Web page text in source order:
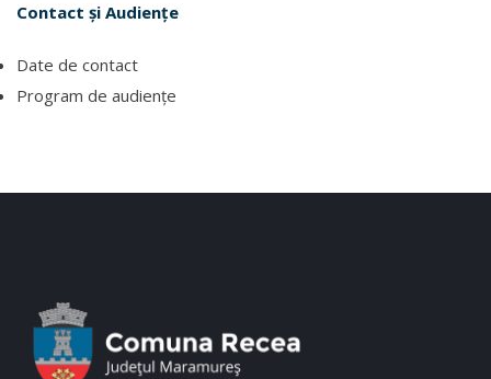
Contact și Audiențe
Date de contact
Program de audiențe